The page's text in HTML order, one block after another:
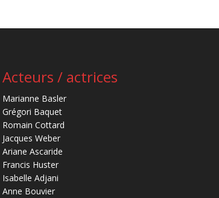
Acteurs / actrices
Marianne Basler
Grégori Baquet
Romain Cottard
Jacques Weber
Ariane Ascaride
Francis Huster
Isabelle Adjani
Anne Bouvier